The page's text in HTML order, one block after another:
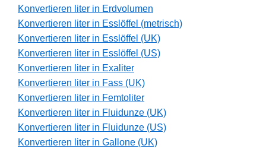
Konvertieren liter in Erdvolumen
Konvertieren liter in Esslöffel (metrisch)
Konvertieren liter in Esslöffel (UK)
Konvertieren liter in Esslöffel (US)
Konvertieren liter in Exaliter
Konvertieren liter in Fass (UK)
Konvertieren liter in Femtoliter
Konvertieren liter in Fluidunze (UK)
Konvertieren liter in Fluidunze (US)
Konvertieren liter in Gallone (UK)